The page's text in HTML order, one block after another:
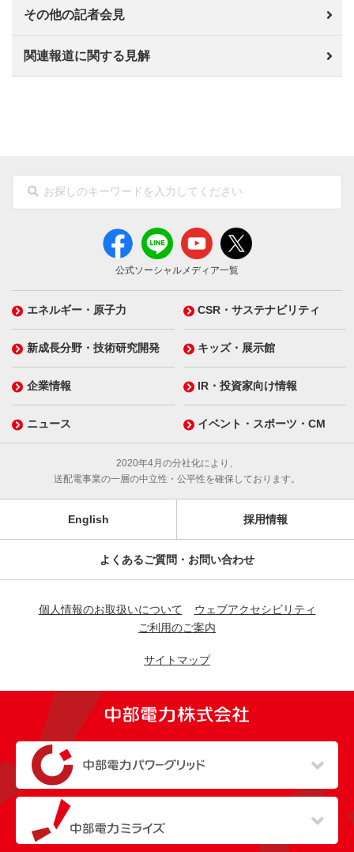
その他の記者会見
関連報道に関する見解
公式ソーシャルメディア一覧
エネルギー・原子力 CSR・サステナビリティ
新成長分野・技術研究開発 キッズ・展示館
企業情報 IR・投資家向け情報
ニュース イベント・スポーツ・CM
2020年4月の分社化により、
送配電事業の一層の中立性・公平性を確保しております。
English 採用情報
よくあるご質問・お問い合わせ
個人情報のお取扱いについて
ウェブアクセシビリティ
ご利用のご案内
サイトマップ
（新しいウィンドウを開きます）
（新しいウィンドウを開きます）